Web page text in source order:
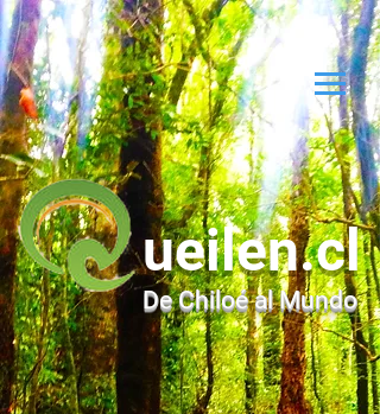
ueilen.cl
De Chiloé al Mundo